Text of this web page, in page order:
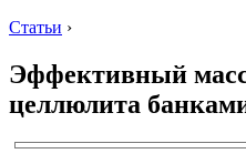
Статьи ›
Эффективный
целлюлита